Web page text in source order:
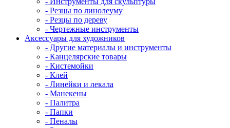
- Резцы по линолеуму
- Резцы по дереву
- Чертежные инструменты
Аксессуары для художников
- Другие материалы и инструменты
- Канцелярские товары
- Кистемойки
- Клей
- Линейки и лекала
- Манекены
- Палитра
- Папки
- Пеналы